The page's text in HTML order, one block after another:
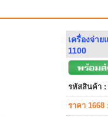
เครื่องจ่า
1100
รหัสสินค้า :
ราคา 1668